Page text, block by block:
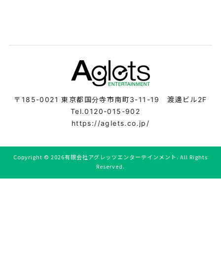
〒185-0021 東京都国分寺市南町3-11-19 渡邊ビル2F
Tel.0120-015-902
https://aglets.co.jp/
Copyright © 2026有限会社アグレッツエンターテインメント. All Rights
Reserved.